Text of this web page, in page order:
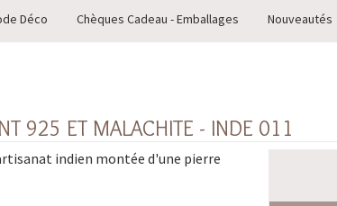
Déco Chèques Cadeau - Emballages Nouveautés
925 ET MALACHITE - INDE 011
indien montée d'une pierre